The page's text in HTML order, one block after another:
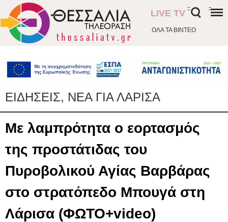
ΟΛΑ ΤΑ ΒΙΝΤΕΟ
LIVE TV
- -
ΕΙΔΗΣΕΙΣ, ΝΕΑ ΓΙΑ ΛΑΡΙΣΑ
Με λαμπρότητα ο εορτασμός
της προστάτιδας του
Πυροβολικού Αγίας Βαρβάρας
στο στρατόπεδο Μπουγά στη
Λάρισα (ΦΩΤΟ+video)